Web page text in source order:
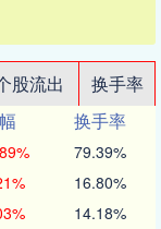
股流出
换手率
换手率
79.39%
16.80%
14.18%